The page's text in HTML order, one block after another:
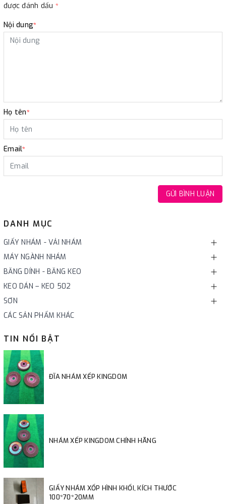
DANH MỤC
GIẤY NHÁM - VẢI NHÁM
MÁY NGÀNH NHÁM
BĂNG DÍNH - BĂNG KEO
KEO DÁN – KEO 502
SƠN
CÁC SẢN PHẨM KHÁC
TIN NỔI BẬT
ĐĨA NHÁM XẾP KINGDOM
NHÁM XẾP KINGDOM CHÍNH HÃNG
GIẤY NHÁM XỐP HÌNH KHỐI, KÍCH THƯỚC
100*70*20MM
được đánh dấu *
Nội dung*
Họ tên*
Email*
GỬI BÌNH LUẬN